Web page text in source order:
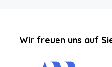
‎‏‏‎Wir freuen uns auf